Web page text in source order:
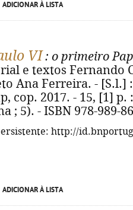
ADICIONAR À LISTA
VI : o primeiro
e textos Fernando
Ana Ferreira. - [S.l.]
cop. 2017. - 15, [1] p.
; 5). - ISBN 978-989-
http://
ADICIONAR À LISTA